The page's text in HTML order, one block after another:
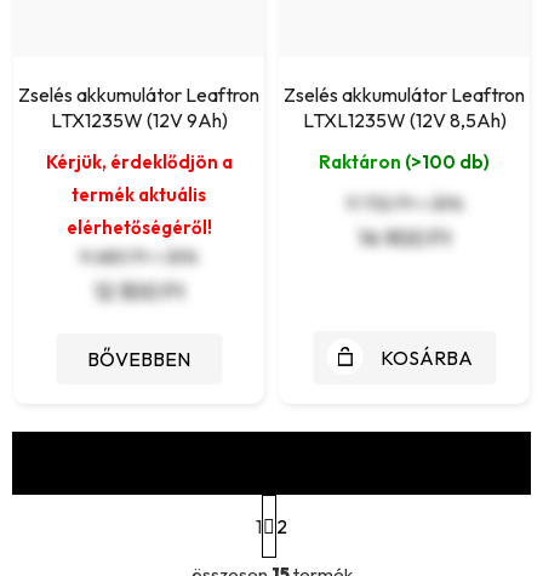
Zselés akkumulátor Leaftron
LTX1235W (12V 9Ah)
Kérjük, érdeklődjön a
termék aktuális
elérhetőségéről!
9 685 Ft + ÁFA
12 300 Ft
BŐVEBBEN
Zselés akkumulátor Leaftron
LTXL1235W (12V 8,5Ah)
Raktáron (>100 db)
11 732 Ft + ÁFA
14 900 Ft
KOSÁRBA
L
L
a
p
1 2